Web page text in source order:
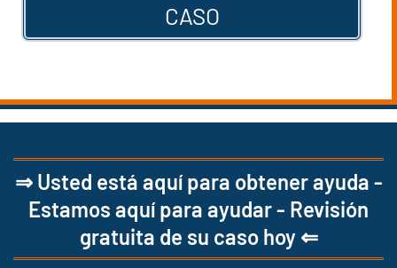
CASO
⇒ Usted está aquí para obtener ayuda -
Estamos aquí para ayudar - Revisión
gratuita de su caso hoy ⇐